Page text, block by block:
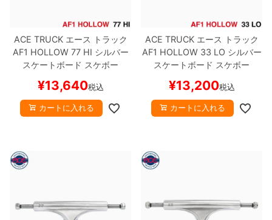
ACE TRUCKエース トラック
AF1 HOLLOW77 HI シルバー
スケートボード スケボー
¥13,640税込
カートに入れる
ACE TRUCKエース トラック
AF1 HOLLOW33 LO シルバー
スケートボード スケボー
¥13,200税込
カートに入れる